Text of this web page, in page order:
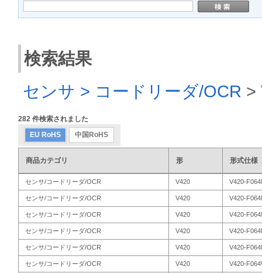
検索結果
センサ > コードリーダ/OCR >
282 件検索されました
EU RoHS
中国RoHS
商品カテゴリ 形 形式仕様
センサ/コードリーダ/OCR V420 V420-
センサ/コードリーダ/OCR V420 V420-
センサ/コードリーダ/OCR V420 V420-
センサ/コードリーダ/OCR V420 V420-
センサ/コードリーダ/OCR V420 V420-
センサ/コードリーダ/OCR V420 V420-